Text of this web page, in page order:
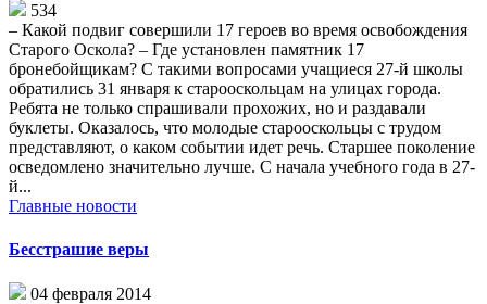
534
– Какой подвиг совершили 17 героев во время освобождения
Старого Оскола? – Где установлен памятник 17
бронебойщикам? С такими вопросами учащиеся 27-й школы
обратились 31 января к старооскольцам на улицах города.
Ребята не только спрашивали прохожих, но и раздавали
буклеты. Оказалось, что молодые старооскольцы с трудом
представляют, о каком событии идет речь. Старшее поколение
осведомлено значительно лучше. С начала учебного года в 27-
й...
Главные новости
Бесстрашие веры
04 февраля 2014